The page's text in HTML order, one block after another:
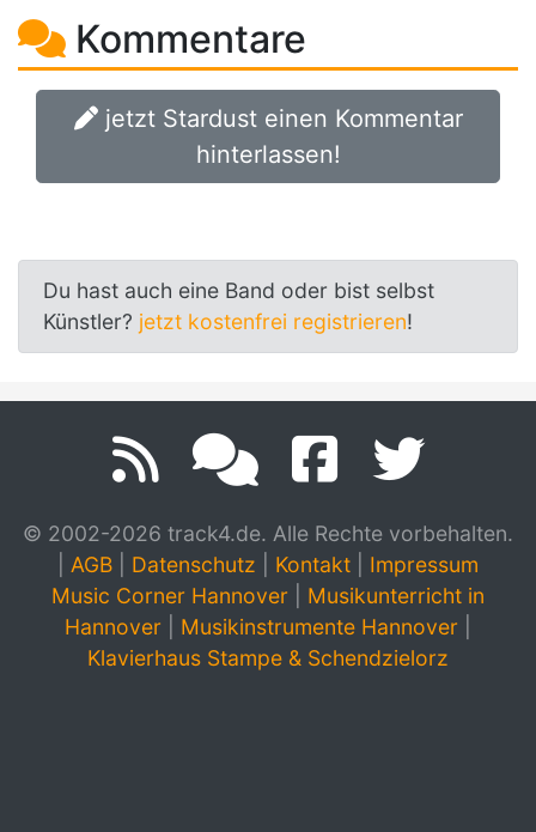
Kommentare
jetzt Stardust einen Kommentar
hinterlassen!
Du hast auch eine Band oder bist selbst
Künstler? jetzt kostenfrei registrieren!
© 2002-2026 track4.de. Alle Rechte vorbehalten.
AGB Datenschutz Kontakt
Impressum
Music Corner Hannover
Musikunterricht in
Hannover
Musikinstrumente Hannover
Klavierhaus Stampe & Schendzielorz